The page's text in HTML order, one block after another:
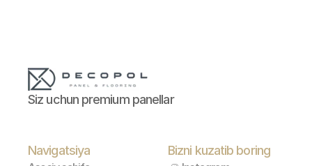
Siz uchun premium panellar
Navigatsiya Bizni kuzatib boring